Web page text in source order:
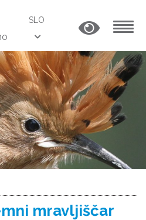
SLO
mravljiščar